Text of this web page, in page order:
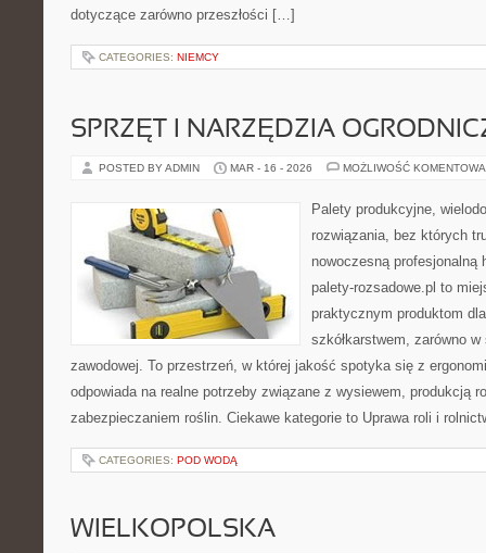
dotyczące zarówno przeszłości […]
CATEGORIES: NIEMCY
SPRZĘT I NARZĘDZIA
POSTED BY ADMIN MAR - 16 - 2026 MOŻLIWOŚĆ
Palety produkcyjne,
rozwiązania, bez których
nowoczesną profesjonalną
palety-rozsadowe.pl to
praktycznym produktom
szkółkarstwem, zarówno
zawodowej. To przestrzeń, w której jakość spotyka się z
odpowiada na realne potrzeby związane z wysiewem, produkcją
zabezpieczaniem roślin. Ciekawe kategorie to Uprawa roli i
CATEGORIES: POD WODĄ
WIELKOPOLSKA